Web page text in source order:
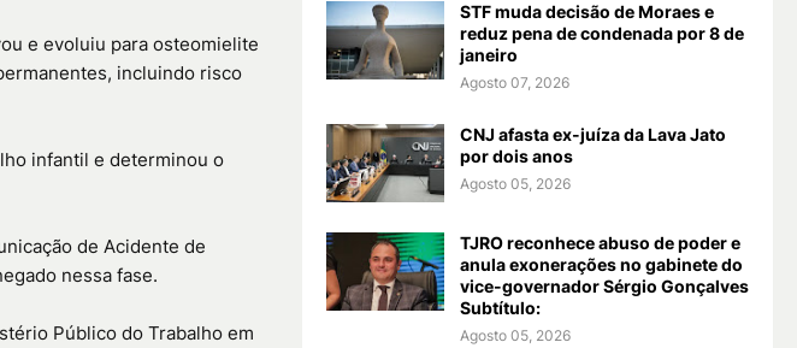
e evoluiu para osteomielite
incluindo risco
infantil e determinou o
de Acidente de
nessa fase.
Público do Trabalho em
STF muda decisão de Moraes e
reduz pena de condenada por 8 de
janeiro
Agosto 07, 2026
CNJ afasta ex-juíza da Lava Jato
por dois anos
Agosto 05, 2026
TJRO reconhece abuso de poder e
anula exonerações no gabinete do
vice-governador Sérgio Gonçalves
Subtítulo:
Agosto 05, 2026